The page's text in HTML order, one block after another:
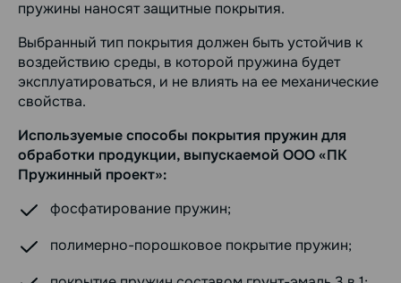
пружины наносят защитные покрытия.
Выбранный тип покрытия должен быть устойчив к
воздействию среды, в которой пружина будет
эксплуатироваться, и не влиять на ее механические
свойства.
Используемые способы покрытия пружин для
обработки продукции, выпускаемой ООО «ПК
Пружинный проект»:
фосфатирование пружин;
полимерно-порошковое покрытие пружин;